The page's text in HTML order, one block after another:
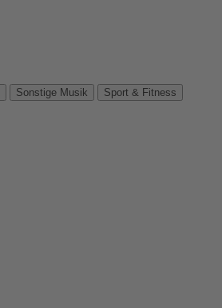
Sonstige Musik
Sport & Fitness